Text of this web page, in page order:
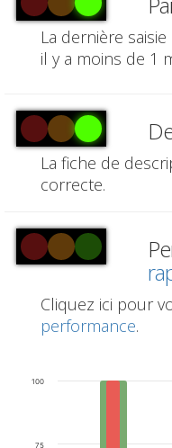
La dernière
il y a moins de 1
La fiche de
correcte.
Cliquez ici pour
performance.
75
100